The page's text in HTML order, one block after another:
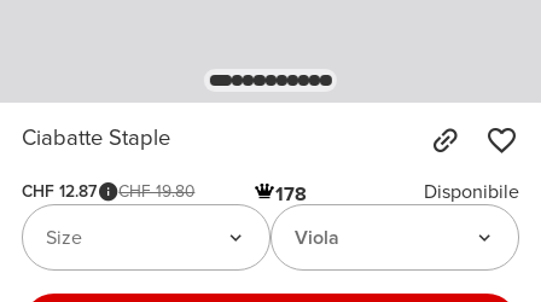
Ciabatte Staple
CHF 12.87 CHF 19.80 178
Disponibile
Viola
Size